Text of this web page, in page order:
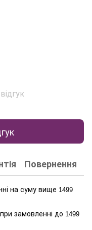
Повернення
на суму вище 1499
замовленні до 1499